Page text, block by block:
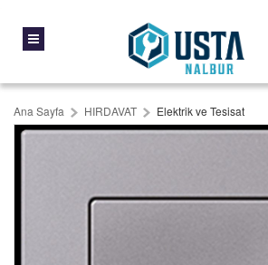
Ana Sayfa HIRDAVAT Elektrik ve Tesisat